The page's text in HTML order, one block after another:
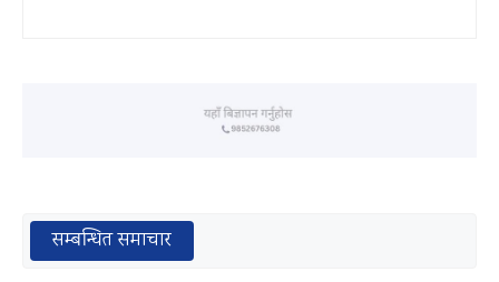
सम्बन्धित समाचार